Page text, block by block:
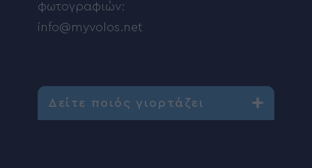
φωτογραφιών:
info@myvolos.net
Δείτε ποιός γιορτάζει